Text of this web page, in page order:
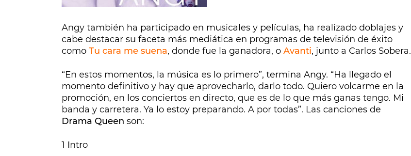
Angy también ha participado en musicales y películas, ha realizado doblajes y
cabe destacar su faceta más mediática en programas de televisión de éxito
como Tu cara me suena, donde fue la ganadora, o Avanti, junto a Carlos Sobera.
“En estos momentos, la música es lo primero”, termina Angy. “Ha llegado el
momento definitivo y hay que aprovecharlo, darlo todo. Quiero volcarme en la
promoción, en los conciertos en directo, que es de lo que más ganas tengo. Mi
banda y carretera. Ya lo estoy preparando. A por todas”. Las canciones de
Drama Queen son:
1 Intro